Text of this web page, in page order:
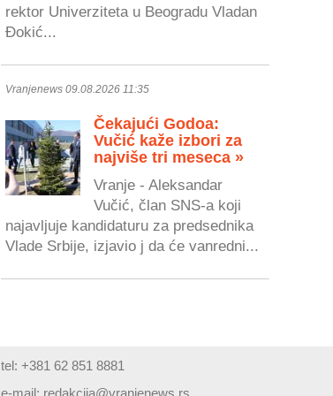
rektor Univerziteta u Beogradu Vladan
Đokić...
Vranjenews 09.08.2026 11:35
Čekajući Godoa:
Vučić kaže izbori za
najviše tri meseca »
Vranje - Aleksandar
Vučić, član SNS-a koji
najavljuje kandidaturu za predsednika
Vlade Srbije, izjavio j da će vanredni...
tel: +381 62 851 8881